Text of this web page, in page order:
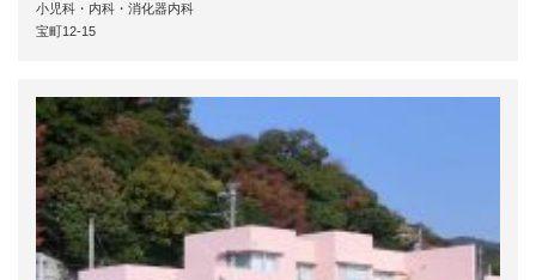
小児科・内科・消化器内科
宝町12-15